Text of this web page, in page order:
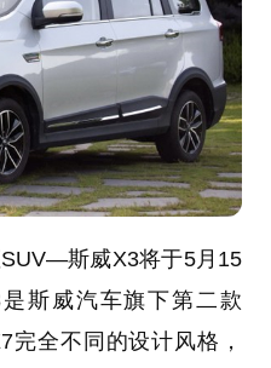
斯威X3将于5月15
斯威汽车旗下第二款
完全不同的设计风格，